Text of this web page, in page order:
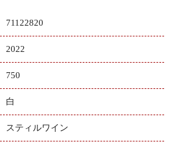
71122820
2022
750
白
スティルワイン